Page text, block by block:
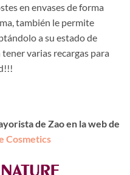
en envases de forma
también le permite
a su estado de
varias recargas para
de Zao en la web de
Cosmetics